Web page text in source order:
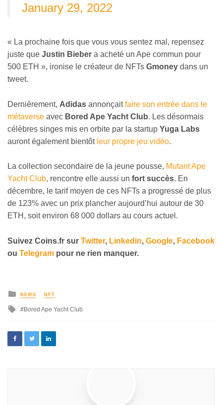
January 29, 2022
« La prochaine fois que vous vous sentez mal, repensez
juste que Justin Bieber a acheté un Ape commun pour
500 ETH », ironise le créateur de NFTs Gmoney dans un
tweet.
Dernièrement, Adidas annonçaitfaire son entrée dans le
métaverse avec Bored Ape Yacht Club. Les désormais
célèbres singes mis en orbite par la startup Yuga Labs
auront également bientôt leur propre jeu vidéo.
La collection secondaire de la jeune pousse, Mutant Ape
Yacht Club, rencontre elle aussi un fort succès. En
décembre, le tarif moyen de ces NFTs a progressé de plus
de 123% avec un prix plancher aujourd’hui autour de 30
ETH, soit environ 68 000 dollars au cours actuel.
Suivez Coins.fr sur Twitter, Linkedin, Google, Facebook
ou Telegram pour ne rien manquer.
NEWS NFT
Bored Ape Yacht Club